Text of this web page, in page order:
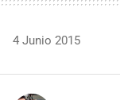
4 Junio 2015